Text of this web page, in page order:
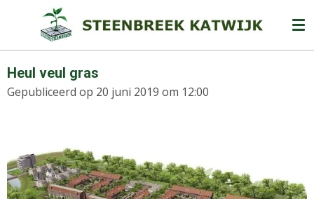
naar
de
hoofdinhoud
Heul veul gras
Gepubliceerd op 20 juni 2019 om 12:00